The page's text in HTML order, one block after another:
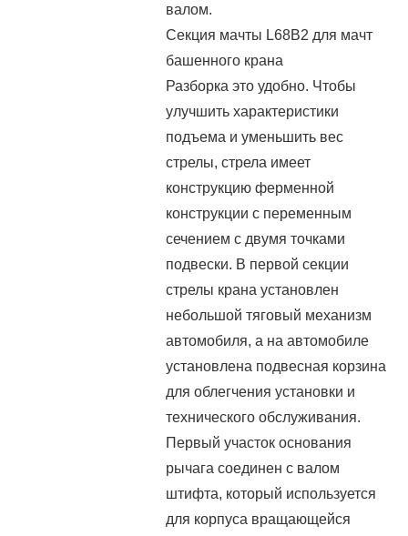
валом.
Секция мачты L68B2 для мачт
башенного крана
Разборка это удобно. Чтобы
улучшить характеристики
подъема и уменьшить вес
стрелы, стрела имеет
конструкцию ферменной
конструкции с переменным
сечением с двумя точками
подвески. В первой секции
стрелы крана установлен
небольшой тяговый механизм
автомобиля, а на автомобиле
установлена подвесная корзина
для облегчения установки и
технического обслуживания.
Первый участок основания
рычага соединен с валом
штифта, который используется
для корпуса вращающейся